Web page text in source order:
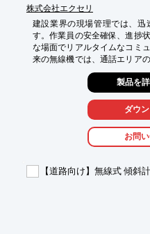
株式会社エクセリ
建設業界の現場管理では、
す。作業員の安全確保、進捗
な場面でリアルタイムなコミ
来の無線機では、通話エリア
題となることもありました。
Fi環境を利用することで、こ
ミュニケーションを効率化し
【活用シーン】
・現場全体の連絡
・作業員間の連携
・安全管理
製品を
ダウ
お問
【道路向け】無線式 傾斜